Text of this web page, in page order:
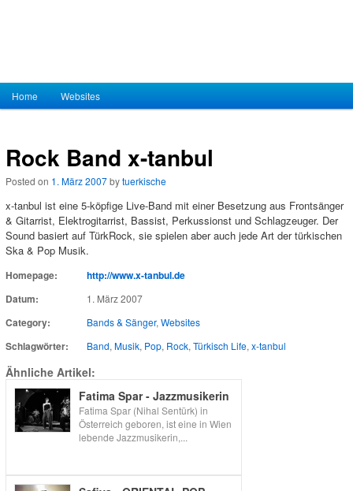
Hauptmenü
Zum Inhalt wechseln
Zum sekundären Inhalt wechseln
Home Websites
Rock Band x-tanbul
Posted on 1. März 2007 bytuerkische
x-tanbul ist eine 5-köpfige Live-Band mit einer Besetzung aus Frontsänger
& Gitarrist, Elektrogitarrist, Bassist, Perkussionst und Schlagzeuger. Der
Sound basiert auf TürkRock, sie spielen aber auch jede Art der türkischen
Ska & Pop Musik.
Homepage:
http://www.x-tanbul.de
Datum:
1. März 2007
Category: Bands & Sänger, Websites
Schlagwörter: Band, Musik, Pop, Rock, Türkisch Life, x-tanbul
Ähnliche Artikel:
Fatima Spar - Jazzmusikerin
Fatima Spar (Nihal Sentürk) in
Österreich geboren, ist eine in Wien
lebende Jazzmusikerin,...